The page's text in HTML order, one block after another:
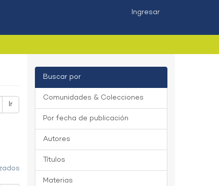
Ingresar
Ir
Buscar por
Comunidades & Colecciones
Por fecha de publicación
Autores
Títulos
Materias